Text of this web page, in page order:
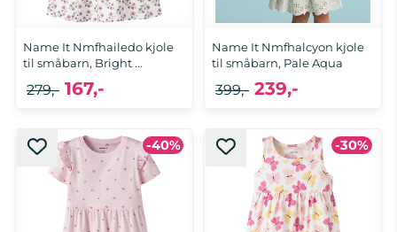
Name It Nmfhailedo kjole
til småbarn, Bright ...
92, 98, 104, 110, 116, 122, 128
167,-
279,-
Name It Nmfhalcyon kjole
til småbarn, Pale Aqua
92, 98, 104, 110
239,-
399,-
-40% -30%